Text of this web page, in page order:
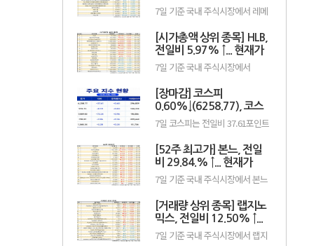
1만530원
7일 기준 국내 주식시장에서 레메
(8.11%) 오른 1만530원에 거래 중
이다.레메디는 의료기기 관련 사업
을 영위하는 기업으로, 신규 상장
이후 투자자 수급과 성장 기대감에
따라 주가 변동성이 나타날 수 있
(0156T0, 1만870원, ▲370,
3.52%), 스트라드비젼(475040,
3070원, ▲30, 0.99%), 세미티에
스(0017J0, 3110...
[시가총액 상위 종목] HLB,
전일비 5.97% ↑... 현재가
3만7300원
7일 기준 국내 주식시장에서
(5.97%) 오른 3만7300원에 거래
중이다.HLB는 항암제 개발을 중심
으로 바이오 사업을 영위하는 기업
으로, 신약 허가와 임상 결과, 글로
벌 판매 기대감 등에 따라 주가 변
프로비엠(247540, 10만7000원,
▲4500, 4.39%), LG에너지솔루션
(373220, 36만원, ▲1만5000,
4.35%), 한.
[장마감] 코스피
0.60%↓(6258.77), 코스
닥 0.36%↓(798.81)
7일 코스피는 전일비 37.61포인트
했다. 이날 개인과 기관은 각각
3451억원, 8880억원 순매수했고,
외국인은 1조2550억원 순매도했
다.코스닥은 전일비 2.86포인트
(0.36%) 하락한 798.81pt로 마쳤
했고, 외국인과 기관은 각각 2943
억원, 1049억원 순매도했다.임정
은 KB증권 연구원은 KB리서치 장
마감.
[52주 최고가] 본느, 전일
비 29.84.% ↑... 현재가
6200원
7일 기준 국내 주식시장에서 본느
(29.84%) 오른 6200원에 거래 중
이다.본느는 화장품 ODM·브랜드
사업을 영위하는 기업으로, 색조·
기초 화장품 등 뷰티 제품을 중심
으로 사업을 전개하고 있다. K뷰티
[거래량 상위 종목] 랩지노
믹스, 전일비 12.50% ↑...
현재가 882원
7일 기준 국내 주식시장에서 랩지